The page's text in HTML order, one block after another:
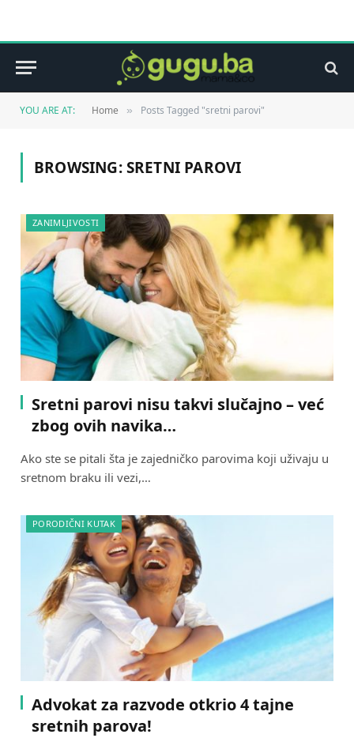
YOU ARE AT: Home » Posts Tagged "sretni parovi"
BROWSING:SRETNI PAROVI
ZANIMLJIVOSTI
Sretni parovi nisu takvi slučajno – već
zbog ovih navika…
Ako ste se pitali šta je zajedničko parovima koji uživaju u
sretnom braku ili vezi,…
PORODIČNI KUTAK
Advokat za razvode otkrio 4 tajne
sretnih parova!